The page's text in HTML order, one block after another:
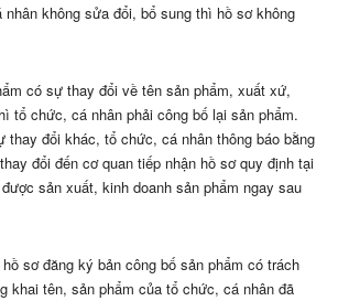
không sửa đổi, bổ sung thì hồ sơ không
có sự thay đổi về tên sản phẩm, xuất xứ,
tổ chức, cá nhân phải công bố lại sản phẩm.
thay đổi khác, tổ chức, cá nhân thông báo bằng
đổi đến cơ quan tiếp nhận hồ sơ quy định tại
sản xuất, kinh doanh sản phẩm ngay sau
sơ đăng ký bản công bố sản phẩm có trách
khai tên, sản phẩm của tổ chức, cá nhân đã